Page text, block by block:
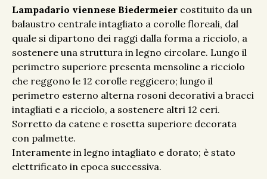
Lampadario viennese Biedermeier costituito da un
balaustro centrale intagliato a corolle floreali, dal
quale si dipartono dei raggi dalla forma a ricciolo, a
sostenere una struttura in legno circolare. Lungo il
perimetro superiore presenta mensoline a ricciolo
che reggono le 12 corolle reggicero; lungo il
perimetro esterno alterna rosoni decorativi a bracci
intagliati e a ricciolo, a sostenere altri 12 ceri.
Sorretto da catene e rosetta superiore decorata
con palmette.
Interamente in legno intagliato e dorato; è stato
elettrificato in epoca successiva.